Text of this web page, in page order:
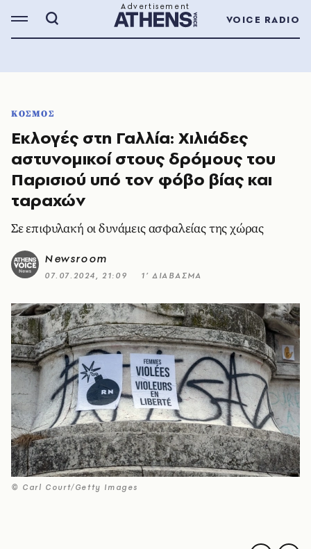
VOICE RADIO
ΚΟΣΜΟΣ
Εκλογές στη Γαλλία: Χιλιάδες
αστυνομικοί στους δρόμους του
Παρισιού υπό τον φόβο βίας και
ταραχών
Σε επιφυλακή οι δυνάμεις ασφαλείας της χώρας
Newsroom
07.07.2024, 21:09 1’ ΔΙΑΒΑΣΜΑ
© Carl Court/Getty Images